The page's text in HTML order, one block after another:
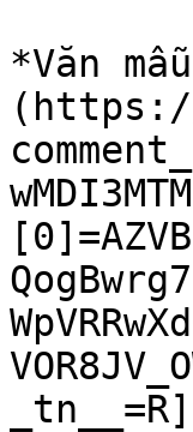
*Văn
(https://